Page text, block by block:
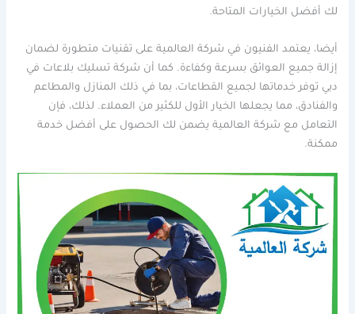
لك أفضل الخيارات المتاحة.
أيضا، يعتمد الفنيون في شركة العالمية على تقنيات متطورة لضمان
إزالة جميع العوائق بسرعة وكفاءة. كما أن شركة تسليك بلاعات في
دبي توفر خدماتها لجميع القطاعات، بما في ذلك المنازل والمطاعم
والفنادق، مما يجعلها الخيار الأول للكثير من العملاء. لذلك، فإن
التعامل مع شركة العالمية يضمن لك الحصول على أفضل خدمة
ممكنة.